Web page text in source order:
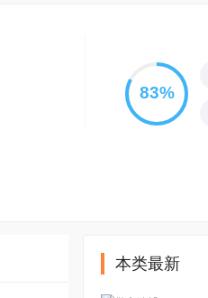
本类最新